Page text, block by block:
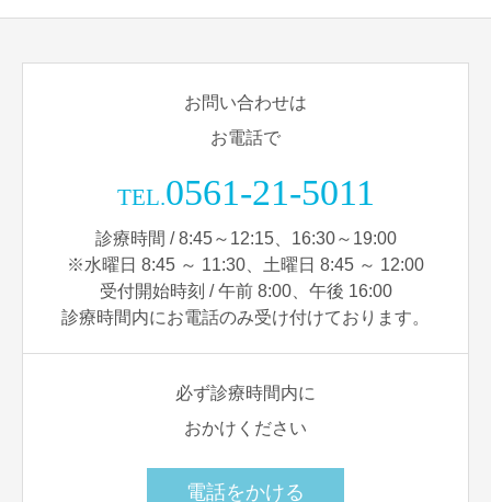
お問い合わせは
お電話で
TEL.0561-21-5011
診療時間 / 8:45～12:15、16:30～19:00
※水曜日 8:45 ～ 11:30、土曜日 8:45 ～ 12:00
受付開始時刻 / 午前 8:00、午後 16:00
診療時間内にお電話のみ受け付けております。
必ず診療時間内に
おかけください
電話をかける